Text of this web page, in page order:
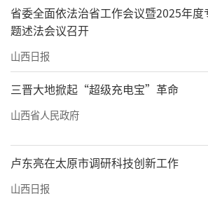
碧水清波入黄河，水生态工
官。2025年，全市10个国省考
率为80%，其中，6个国考断面
良，城市水质指数为4.7596，连
趋势。截至2025年年底，“一
河”52项生态保护工程全面完工
标。其中，完成雨污分流改造
设污水管网318.15公里；新增城
理能力26.5万立方米/日，完成6
省委全面依法治省工作会议暨2025年度
题述法会议召开
山西日报
三晋大地掀起“超级充电宝”革命
山西省人民政府
卢东亮在太原市调研科技创新工作
山西日报